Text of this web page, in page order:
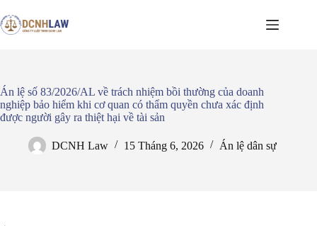
đến
phần
Án lệ số 83/2026/AL về trách nhiệm bồi thường của doanh
nghiệp bảo hiểm khi cơ quan có thẩm quyền chưa xác định
được người gây ra thiệt hại về tài sản
DCNH Law 15 Tháng 6, 2026 Án lệ dân sự